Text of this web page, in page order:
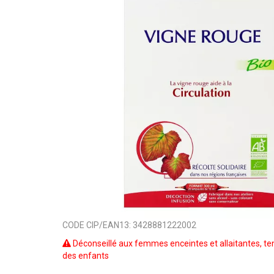
CODE CIP/EAN13: 3428881222002
Déconseillé aux femmes enceintes et allaitantes,
des enfants